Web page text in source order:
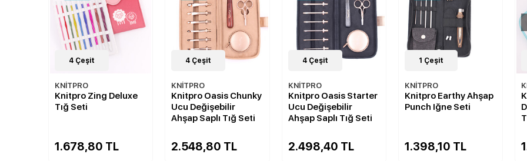
4 Çeşit
KNİTPRO
Knitpro Zing Deluxe
Tığ Seti
1.678,80 TL
4 Çeşit
KNİTPRO
Knitpro Oasis Chunky
Ucu Değişebilir
Ahşap Saplı Tığ Seti
2.548,80 TL
4Çeşit
KNİTPRO
Knitpro Oasis Starter
Ucu Değişebilir
Ahşap Saplı Tığ Seti
2.498,40 TL
1 Çeşit
KNİTPRO
Knitpro Earthy Ahşap
Punch Iğne Seti
1.398,10 TL